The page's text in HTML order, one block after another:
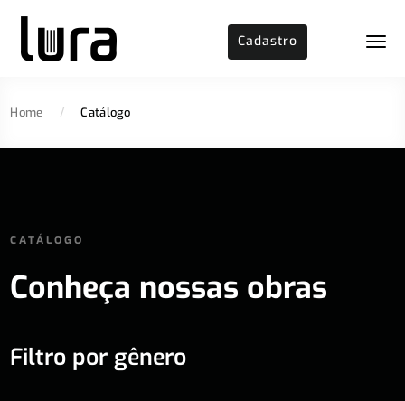
Cadastro
Home / Catálogo
CATÁLOGO
Conheça nossas obras
Filtro por gênero